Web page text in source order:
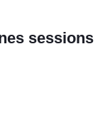
sessions